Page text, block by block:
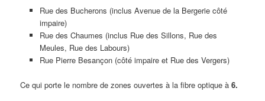
Rue des Bucherons (inclus Avenue de la Bergerie côté
impaire)
Rue des Chaumes (inclus Rue des Sillons, Rue des
Meules, Rue des Labours)
Rue Pierre Besançon (côté impaire et Rue des Vergers)
Ce qui porte le nombre de zones ouvertes à la fibre optique à6.